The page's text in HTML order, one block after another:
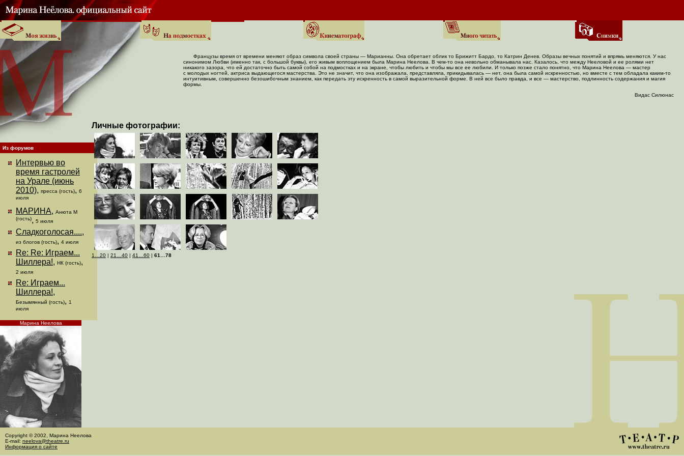
Из форумов
Интервью во
время гастролей
на Урале (июнь
2010), пресса (гость), 6
июля
МАРИНА, Анюта М
(гость), 5 июля
Сладкоголосая....,
из блогов (гость), 4 июля
Re: Re: Играем...
Шиллера!, НК (гость),
2 июля
Re: Играем...
Шиллера!,
Безымянный (гость), 1
июля
Французы время от времени меняют образ символа своей страны — Марианны. Она обретает облик то Брижитт Бардо, то Катрин Денев. Образы вечных понятий и впрямь меняются. У нас
синонимом Любви (именно так, с большой буквы), его живым воплощением была Марина Неелова. В чем-то она невольно обманывала нас. Казалось, что между Нееловой и ее ролями нет
никакого зазора, что ей достаточно быть самой собой на подмостках и на экране, чтобы любить и чтобы мы все ее любили. И только позже стало понятно, что Марина Неелова — мастер
с молодых ногтей, актриса выдающегося мастерства. Это не значит, что она изображала, представляла, прикидывалась — нет, она была самой искренностью, но вместе с тем обладала каким-то
интуитивным, совершенно безошибочным знанием, как передать эту искренность в самой выразительной форме. В ней все было правда, и все — мастерство, подлинность содержания и магия
формы.
Видас Силюнас
Личные фотографии:
1…20 | 21…40 | 41…60 | 61…78
Марина Неелова
Copyright © 2002, Марина Неелова
E-mail: neelova@theatre.ru
Информация о сайте